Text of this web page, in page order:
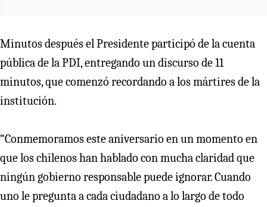
Minutos después el Presidente participó de la cuenta
pública de la PDI, entregando un discurso de 11
minutos, que comenzó recordando a los mártires de la
institución.
“Conmemoramos este aniversario en un momento en
que los chilenos han hablado con mucha claridad que
ningún gobierno responsable puede ignorar. Cuando
uno le pregunta a cada ciudadano a lo largo de todo